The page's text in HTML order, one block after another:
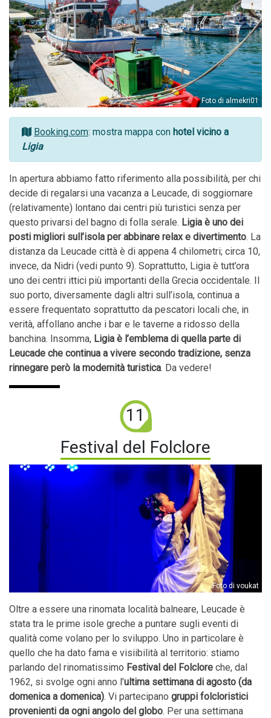
Foto di almekri01
Booking.com: mostra mappa con hotel vicino a
Ligia
In apertura abbiamo fatto riferimento alla possibilità, per chi
decide di regalarsi una vacanza a Leucade, di soggiornare
(relativamente) lontano dai centri più turistici senza per
questo privarsi del bagno di folla serale. Ligia è uno dei
posti migliori sull’isola per abbinare relax e divertimento. La
distanza da Leucade città è di appena 4 chilometri; circa 10,
invece, da Nidri (vedi punto 9). Soprattutto, Ligia è tutt’ora
uno dei centri ittici più importanti della Grecia occidentale. Il
suo porto, diversamente dagli altri sull’isola, continua a
essere frequentato soprattutto da pescatori locali che, in
verità, affollano anche i bar e le taverne a ridosso della
banchina. Insomma, Ligia è l’emblema di quella parte di
Leucade che continua a vivere secondo tradizione, senza
rinnegare però la modernità turistica. Da vedere!
11
Festival del Folclore
Foto di voukat
Oltre a essere una rinomata località balneare, Leucade è
stata tra le prime isole greche a puntare sugli eventi di
qualità come volano per lo sviluppo. Uno in particolare è
quello che ha dato fama e visiibilità al territorio: stiamo
parlando del rinomatissimo Festival del Folclore che, dal
1962, si svolge ogni anno l’ultima settimana di agosto (da
domenica a domenica). Vi partecipano gruppi folcloristici
provenienti da ogni angolo del globo. Per una settimana